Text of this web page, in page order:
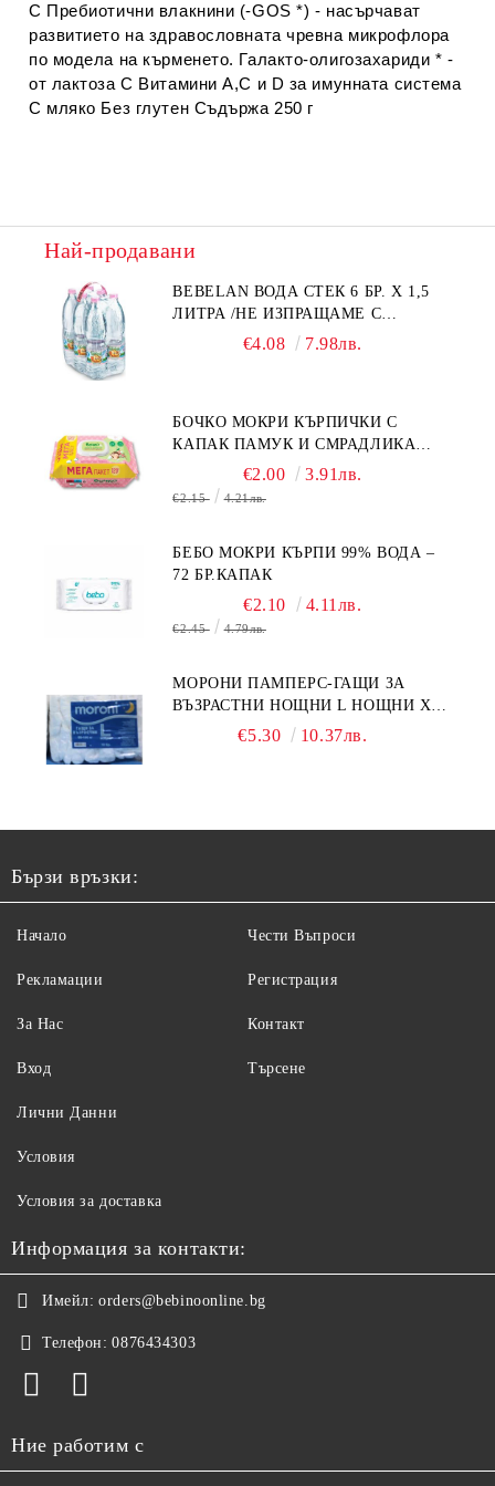
С Пребиотични влакнини (-GOS *) - насърчават
развитието на здравословната чревна микрофлора
по модела на кърменето. Галакто-олигозахариди * -
от лактоза С Витамини A,C и D за имунната система
С мляко Без глутен Съдържа 250 г
Най-продавани
BEBELAN ВОДА СТЕК 6 БР. Х 1,5
ЛИТРА /НЕ ИЗПРАЩАМЕ С
€4.08 7.98лв.
БОЧКО МОКРИ КЪРПИЧКИ С
КАПАК ПАМУК И СМРАДЛИКА
€2.00 3.91лв.
€2.15 4.21лв.
БЕБО МОКРИ КЪРПИ 99% ВОДА –
72 БР.КАПАК
€2.10 4.11лв.
€2.45 4.79лв.
МОРОНИ ПАМПЕРС-ГАЩИ ЗА
ВЪЗРАСТНИ НОЩНИ L НОЩНИ X
€5.30 10.37лв.
Бързи връзки:
Начало
Рекламации
За Нас
Вход
Чести Въпроси
Регистрация
Контакт
Търсене
Лични Данни
Условия
Условия за доставка
Информация за контакти:
Имейл: orders@bebinoonline.bg
Телефон: 0876434303
Ние работим с